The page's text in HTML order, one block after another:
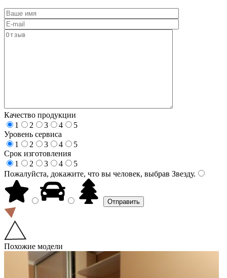
Качество продукции
1
2 3 4
5
Уровень сервиса
1
2 3 4
5
Срок изготовления
1
2 3 4
5
Пожалуйста, докажите, что вы человек, выбрав Звезду.
Похожие модели